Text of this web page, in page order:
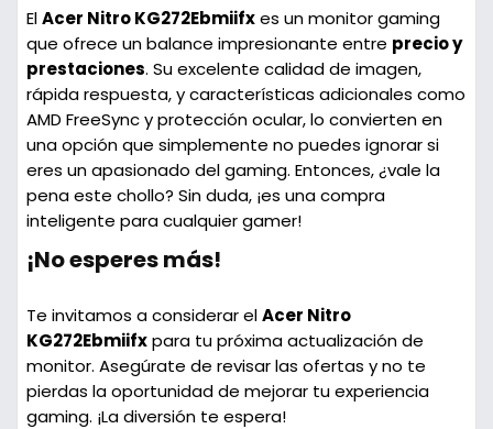
ElAcer Nitro KG272Ebmiifxes un monitor gaming
que ofrece un balance impresionante entre precio y
prestaciones. Su excelente calidad de imagen,
rápida respuesta, y características adicionales como
AMD FreeSync y protección ocular, lo convierten en
una opción que simplemente no puedes ignorar si
eres un apasionado del gaming. Entonces, ¿vale la
pena este chollo? Sin duda, ¡es una compra
inteligente para cualquier gamer!
¡No esperes más!
Te invitamos a considerar elAcer Nitro
KG272Ebmiifxpara tu próxima actualización de
monitor. Asegúrate de revisar las ofertas y no te
pierdas la oportunidad de mejorar tu experiencia
gaming. ¡La diversión te espera!